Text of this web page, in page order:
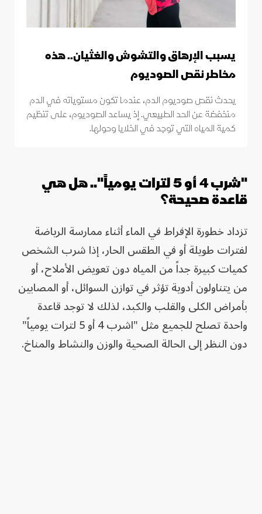
يسبب الإرهاق والتشوش والغثيان.. هذه
مخاطر نقص الصوديوم
يحدث نقص صوديوم الدم، عندما تكون مستوياته في الدم
منخفضة عن الحد الطبيعي. إذ يساعد الصوديوم، على تنظيم
كمية المياه التي توجد في الخلايا وحولها.
"شرب 4 أو 5 لترات يومياً".. هل هي
قاعدة صحيحة؟
تزداد خطورة الإفراط في الماء أثناء ممارسة الرياضة
لفترات طويلة أو في الطقس الحار، إذا شرب الشخص
كميات كبيرة جداً من المياه دون تعويض الأملاح، أو
من يتناولون أدوية تؤثر في توازن السوائل، أو المصابين
بأمراض الكلى والقلب والكبد، لذلك لا توجد قاعدة
واحدة تصلح للجميع مثل "اشرب 4 أو 5 لترات يومياً"
دون النظر إلى الحالة الصحية والوزن والنشاط والمناخ.